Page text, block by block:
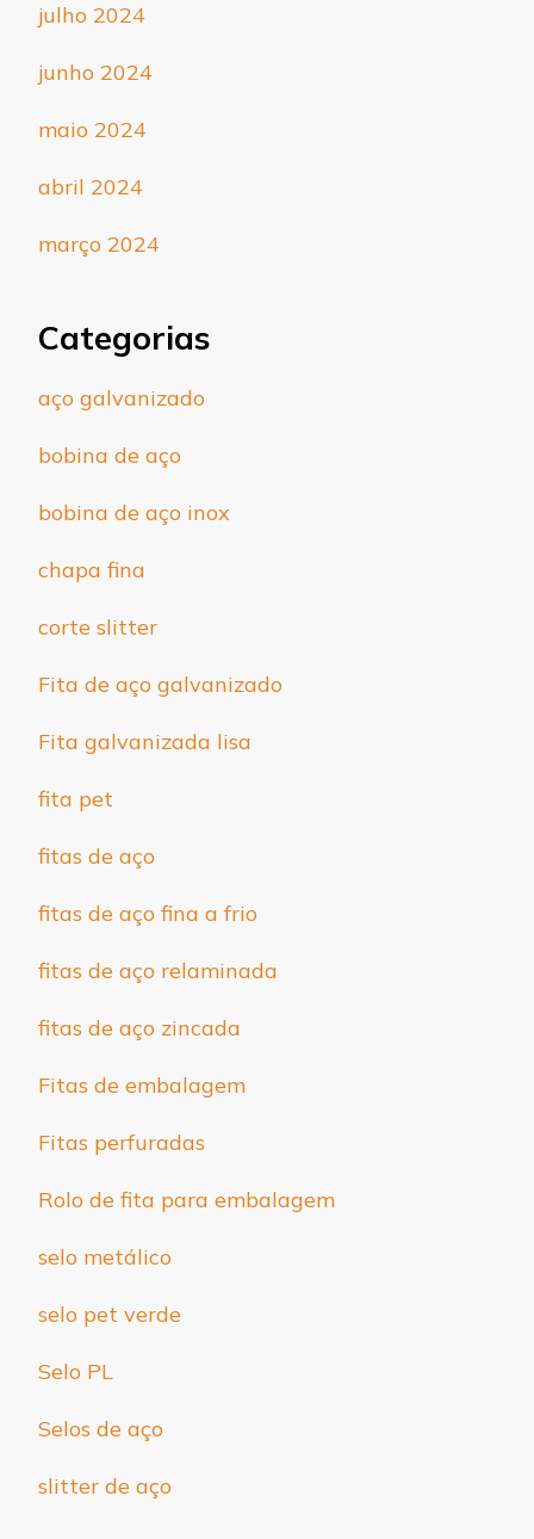
julho 2024
junho 2024
maio 2024
abril 2024
março 2024
Categorias
aço galvanizado
bobina de aço
bobina de aço inox
chapa fina
corte slitter
Fita de aço galvanizado
Fita galvanizada lisa
fita pet
fitas de aço
fitas de aço fina a frio
fitas de aço relaminada
fitas de aço zincada
Fitas de embalagem
Fitas perfuradas
Rolo de fita para embalagem
selo metálico
selo pet verde
Selo PL
Selos de aço
slitter de aço